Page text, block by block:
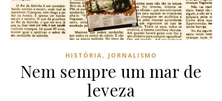
HISTÓRIA, JORNALISMO
Nem sempre um mar de
leveza